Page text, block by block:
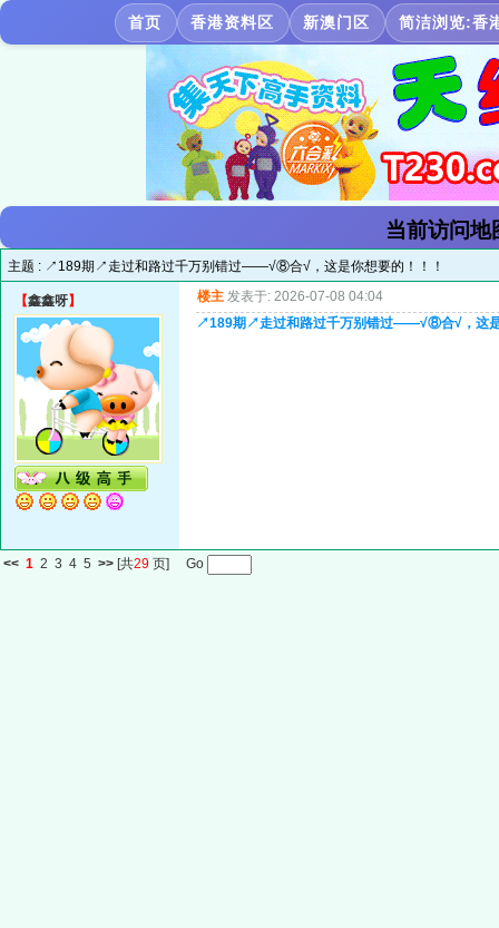
首页 香港资料区 新澳门区 简洁浏览:香
当前访问地
主题 : ↗189期↗走过和路过千万别错过——√⑧合√，这是你想要的！！！
【鑫鑫呀】 楼主 发表于: 2026-07-08 04:04
↗189期↗走过和路过千万别错过——√⑧合√，这
<< 1 2 3 4 5 >> [共29 页] Go